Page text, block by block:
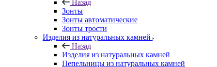
Назад
Зонты
Зонты автоматические
Зонты трости
Изделия из натуральных камней
Назад
Изделия из натуральных камней
Пепельницы из натуральных камней